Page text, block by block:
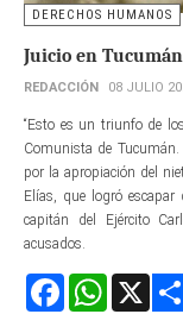
DERECHOS HUMANOS
Juicio en
REDACCIÓN 08 JULIO
“Esto es un triunfo de
Comunista de
por la apropiación del
Elías, que logró
capitán del Ejército
acusados.
FacebookWhatsApp